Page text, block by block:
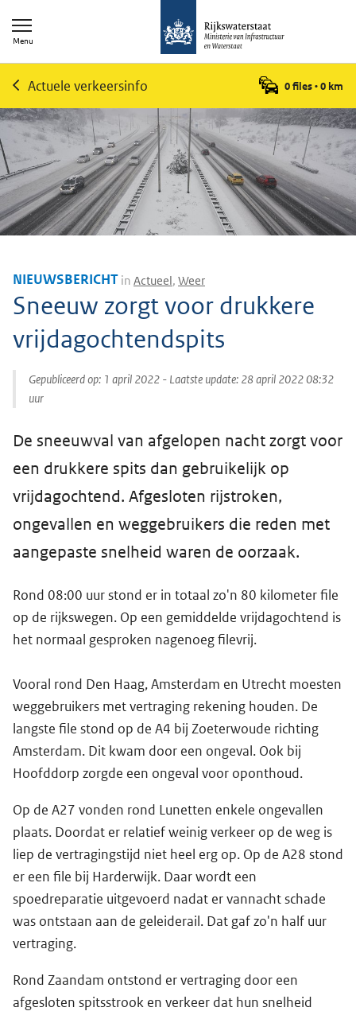
Menu
Actuele verkeersinfo 0 files•0 km
NIEUWSBERICHT in Actueel, Weer
Sneeuw zorgt voor drukkere
vrijdagochtendspits
Gepubliceerd op: 1 april 2022 - Laatste update: 28 april 2022 08:32
uur
De sneeuwval van afgelopen nacht zorgt voor
een drukkere spits dan gebruikelijk op
vrijdagochtend. Afgesloten rijstroken,
ongevallen en weggebruikers die reden met
aangepaste snelheid waren de oorzaak.
Rond 08:00 uur stond er in totaal zo'n 80 kilometer file
op de rijkswegen. Op een gemiddelde vrijdagochtend is
het normaal gesproken nagenoeg filevrij.
Vooral rond Den Haag, Amsterdam en Utrecht moesten
weggebruikers met vertraging rekening houden. De
langste file stond op de A4 bij Zoeterwoude richting
Amsterdam. Dit kwam door een ongeval. Ook bij
Hoofddorp zorgde een ongeval voor oponthoud.
Op de A27 vonden rond Lunetten enkele ongevallen
plaats. Doordat er relatief weinig verkeer op de weg is
liep de vertragingstijd niet heel erg op. Op de A28 stond
er een file bij Harderwijk. Daar wordt een
spoedreparatie uitgevoerd nadat er vannacht schade
was ontstaan aan de geleiderail. Dat gaf zo'n half uur
vertraging.
Rond Zaandam ontstond er vertraging door een
afgesloten spitsstrook en verkeer dat hun snelheid